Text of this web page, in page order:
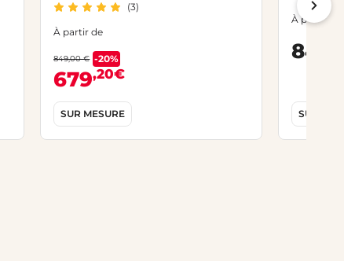
(3)
À partir de
849,00 € -20%
679,20€
SUR MESURE
À partir de
849
SUR